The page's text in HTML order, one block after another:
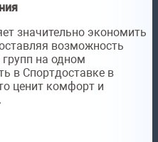
значительно экономить
возможность
на одном
в Спортдоставке в
ценит комфорт и